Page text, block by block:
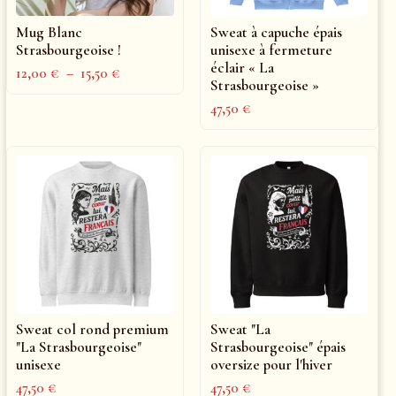
Mug Blanc
Strasbourgeoise !
12,00€ – 15,50€
Sweat à capuche épais
unisexe à fermeture
éclair « La
Strasbourgeoise »
47,50€
Sweat col rond premium
"La Strasbourgeoise"
unisexe
47,50€
Sweat "La
Strasbourgeoise" épais
oversize pour l'hiver
47,50€